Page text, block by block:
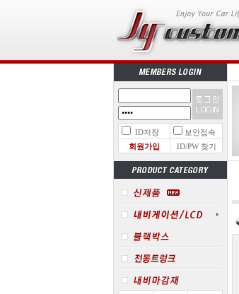
ID저장
보안접속
회원가입
ID/PW 찾기